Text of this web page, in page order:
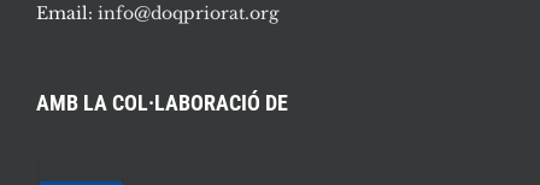
Email: info@doqpriorat.org
AMB LA COL·LABORACIÓ DE